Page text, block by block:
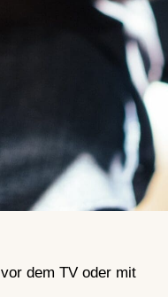
dem TV oder mit